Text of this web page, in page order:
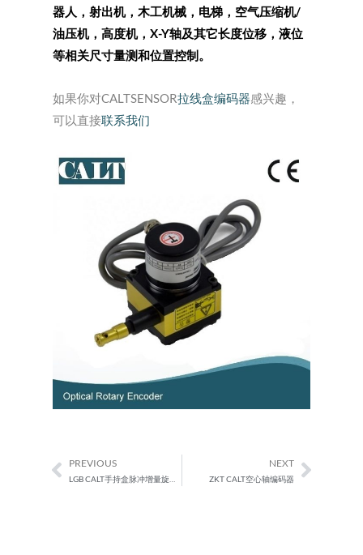
器人，射出机，木工机械，电梯，空气压缩机/
油压机，高度机，X-Y轴及其它长度位移，液位
等相关尺寸量测和位置控制。
如果你对CALTSENSOR拉线盒编码器感兴趣，
可以直接联系我们
Prev
PREVIOUS NEXT
ZKT CALT空心轴编码器Next